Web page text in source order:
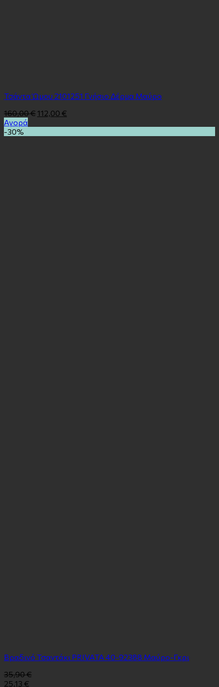
Τσάντα Ώμου 2101251 Γνήσιο Δέρμα Μαύρο
160,00€ 112,00 €
Αγορά
-30%
Βραδινό Τσαντάκι PRIVATA 40-92388 Μαύρο-Γκρι
35,90€
25,13 €